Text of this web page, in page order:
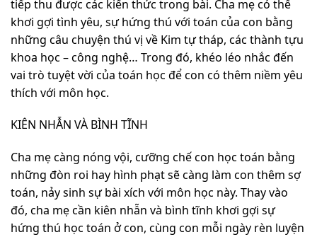
tiếp thu được các kiến thức trong bài. Cha mẹ có thể
khơi gợi tình yêu, sự hứng thú với toán của con bằng
những câu chuyện thú vị về Kim tự tháp, các thành tựu
khoa học – công nghệ… Trong đó, khéo léo nhắc đến
vai trò tuyệt vời của toán học để con có thêm niềm yêu
thích với môn học.
KIÊN NHẪN VÀ BÌNH TĨNH
Cha mẹ càng nóng vội, cưỡng chế con học toán bằng
những đòn roi hay hình phạt sẽ càng làm con thêm sợ
toán, nảy sinh sự bài xích với môn học này. Thay vào
đó, cha mẹ cần kiên nhẫn và bình tĩnh khơi gợi sự
hứng thú học toán ở con, cùng con mỗi ngày rèn luyện